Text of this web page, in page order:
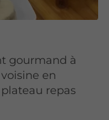
gourmand à
en
repas